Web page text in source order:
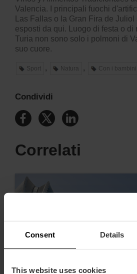
Consent Details
This website uses cookies
Valencia. I principali fuochi
Las Fallas o la Gran Fira de
esposti da qui. Luogo di festa o di
Turia non sono solo i polmoni di
suo cuore.
Sport , Natura , Con i bambini
Condividi
Correlati